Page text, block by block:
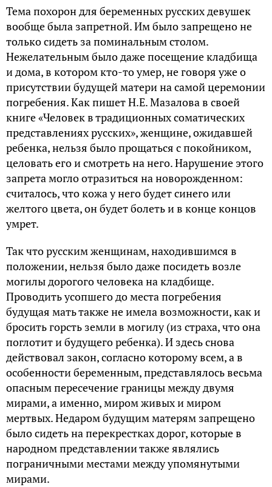
Тема похорон для беременных русских девушек
вообще была запретной. Им было запрещено не
только сидеть за поминальным столом.
Нежелательным было даже посещение кладбища
и дома, в котором кто-то умер, не говоря уже о
присутствии будущей матери на самой церемонии
погребения. Как пишет Н.Е. Мазалова в своей
книге «Человек в традиционных соматических
представлениях русских», женщине, ожидавшей
ребенка, нельзя было прощаться с покойником,
целовать его и смотреть на него. Нарушение этого
запрета могло отразиться на новорожденном:
считалось, что кожа у него будет синего или
желтого цвета, он будет болеть и в конце концов
умрет.
Так что русским женщинам, находившимся в
положении, нельзя было даже посидеть возле
могилы дорогого человека на кладбище.
Проводить усопшего до места погребения
будущая мать также не имела возможности, как и
бросить горсть земли в могилу (из страха, что она
поглотит и будущего ребенка). И здесь снова
действовал закон, согласно которому всем, а в
особенности беременным, представлялось весьма
опасным пересечение границы между двумя
мирами, а именно, миром живых и миром
мертвых. Недаром будущим матерям запрещено
было сидеть на перекрестках дорог, которые в
народном представлении также являлись
пограничными местами между упомянутыми
мирами.